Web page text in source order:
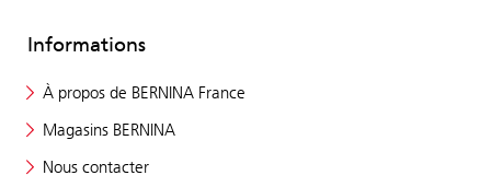
Informations
À propos de BERNINA France
Magasins BERNINA
Nous contacter